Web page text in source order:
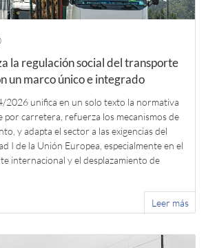
la regulación social del transporte
un marco único e integrado
2026 unifica en un solo texto la normativa
por carretera, refuerza los mecanismos de
y adapta el sector a las exigencias del
I de la Unión Europea, especialmente en el
internacional y el desplazamiento de
Leer más